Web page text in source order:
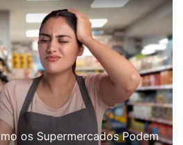
os Supermercados Podem